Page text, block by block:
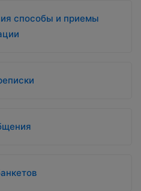
способы и приемы